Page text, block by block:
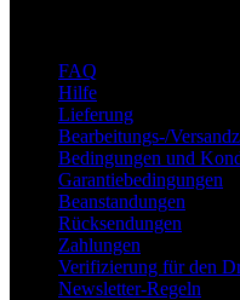
FAQ
Hilfe
Lieferung
Bearbeitungs-/
Bedingungen und
Garantiebedingungen
Beanstandungen
Rücksendungen
Zahlungen
Verifizierung für den
Newsletter-Regeln